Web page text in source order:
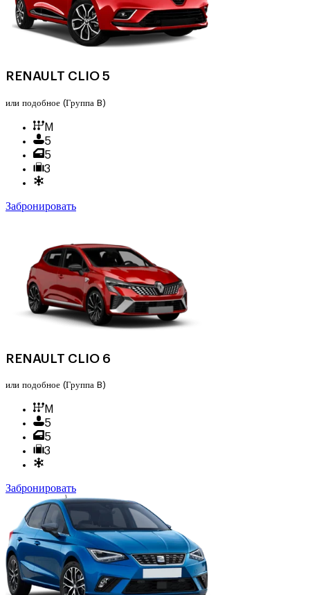
RENAULT CLIO 5
или подобное (Группа B)
M
5
5
3
Забронировать
RENAULT CLIO 6
или подобное (Группа B)
M
5
5
3
Забронировать